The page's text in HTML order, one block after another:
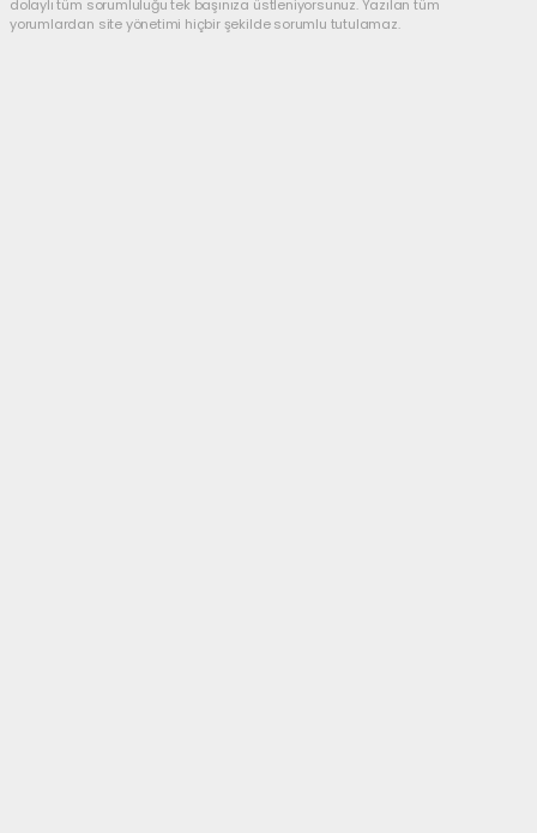
dolaylı tüm sorumluluğu tek başınıza üstleniyorsunuz. Yazılan tüm
yorumlardan site yönetimi hiçbir şekilde sorumlu tutulamaz.